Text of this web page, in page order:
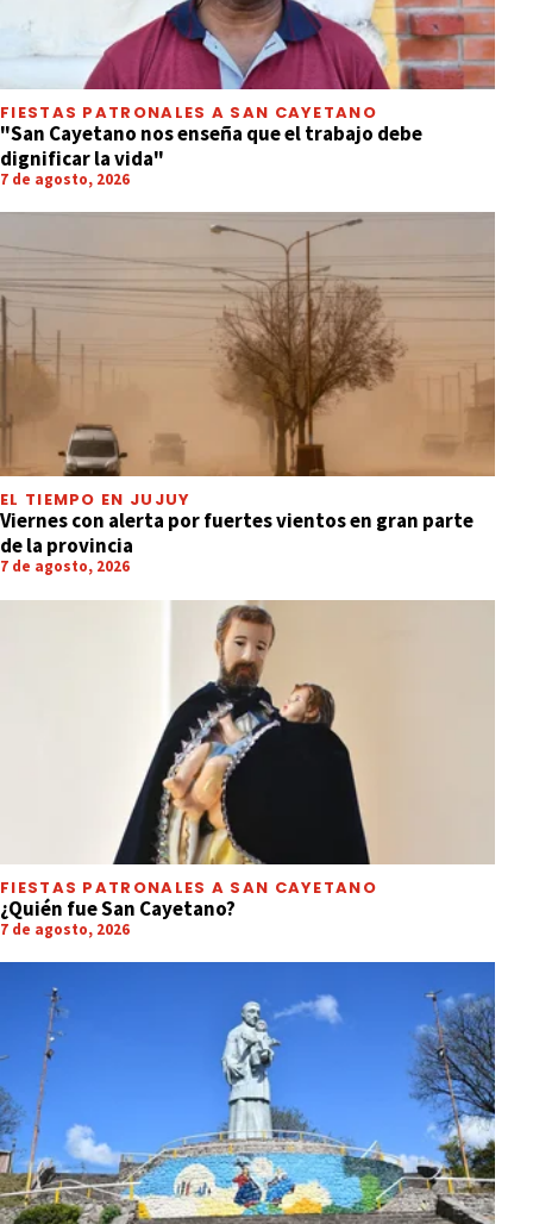
FIESTAS PATRONALES A SAN CAYETANO
"San Cayetano nos enseña que el trabajo debe
dignificar la vida"
7 de agosto, 2026
EL TIEMPO EN JUJUY
Viernes con alerta por fuertes vientos en gran parte
de la provincia
7 de agosto, 2026
FIESTAS PATRONALES A SAN CAYETANO
¿Quién fue San Cayetano?
7 de agosto, 2026